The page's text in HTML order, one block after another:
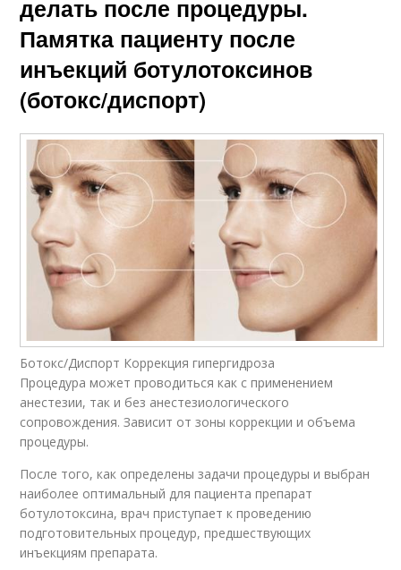
делать после процедуры.
Памятка пациенту после
инъекций ботулотоксинов
(ботокс/диспорт)
Ботокс/Диспорт Коррекция гипергидроза
Процедура может проводиться как с применением
анестезии, так и без анестезиологического
сопровождения. Зависит от зоны коррекции и объема
процедуры.
После того, как определены задачи процедуры и выбран
наиболее оптимальный для пациента препарат
ботулотоксина, врач приступает к проведению
подготовительных процедур, предшествующих
инъекциям препарата.